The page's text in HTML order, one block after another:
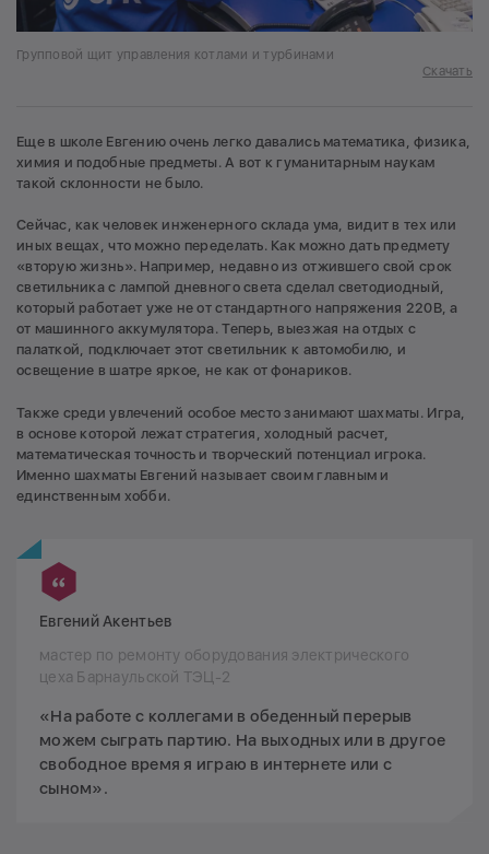
Групповой щит управления котлами и турбинами
Скачать
Еще в школе Евгению очень легко давались математика, физика,
химия и подобные предметы. А вот к гуманитарным наукам
такой склонности не было.
Сейчас, как человек инженерного склада ума, видит в тех или
иных вещах, что можно переделать. Как можно дать предмету
«вторую жизнь». Например, недавно из отжившего свой срок
светильника с лампой дневного света сделал светодиодный,
который работает уже не от стандартного напряжения 220В, а
от машинного аккумулятора. Теперь, выезжая на отдых с
палаткой, подключает этот светильник к автомобилю, и
освещение в шатре яркое, не как от фонариков.
Также среди увлечений особое место занимают шахматы. Игра,
в основе которой лежат стратегия, холодный расчет,
математическая точность и творческий потенциал игрока.
Именно шахматы Евгений называет своим главным и
единственным хобби.
Евгений Акентьев
мастер по ремонту оборудования электрического
цеха Барнаульской ТЭЦ-2
«На работе с коллегами в обеденный перерыв
можем сыграть партию. На выходных или в другое
свободное время я играю в интернете или с
сыном».